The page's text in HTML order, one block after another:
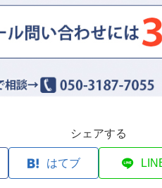
シェアする
はてブ